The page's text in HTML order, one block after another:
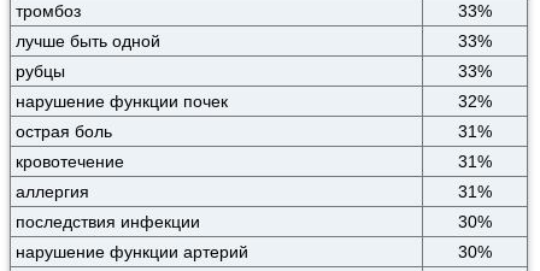
тромбоз
33%
лучше быть одной
33%
рубцы
33%
нарушение функции почек
32%
острая боль
31%
кровотечение
31%
аллергия
31%
последствия инфекции
30%
нарушение функции артерий
30%